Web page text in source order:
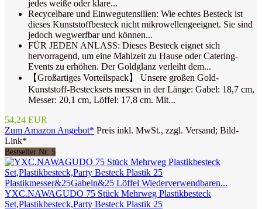
jedes weiße oder klare...
Recycelbare und Einwegutensilien: Wie echtes Besteck ist
dieses Kunststoffbesteck nicht mikrowellengeeignet. Sie sind
jedoch wegwerfbar und können...
FÜR JEDEN ANLASS: Dieses Besteck eignet sich
hervorragend, um eine Mahlzeit zu Hause oder Catering-
Events zu erhöhen. Der Goldglanz verleiht dem...
【Großartiges Vorteilspack】 Unsere großen Gold-
Kunststoff-Bestecksets messen in der Länge: Gabel: 18,7 cm,
Messer: 20,1 cm, Löffel: 17,8 cm. Mit...
54,24 EUR
Zum Amazon Angebot* Preis inkl. MwSt., zzgl. Versand; Bild-
Link*
Bestseller Nr. 5
YXC.NAWAGUDO 75 Stück Mehrweg Plastikbesteck
Set,Plastikbesteck,Party Besteck Plastik 25